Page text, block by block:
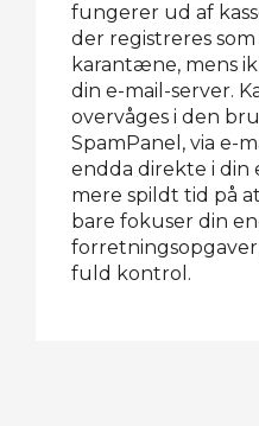
fungerer ud af
der registreres som
karantæne, mens
din e-mail-server.
overvåges i den
SpamPanel, via e-
endda direkte i din
mere spildt tid på
bare fokuser din
fuld kontrol.